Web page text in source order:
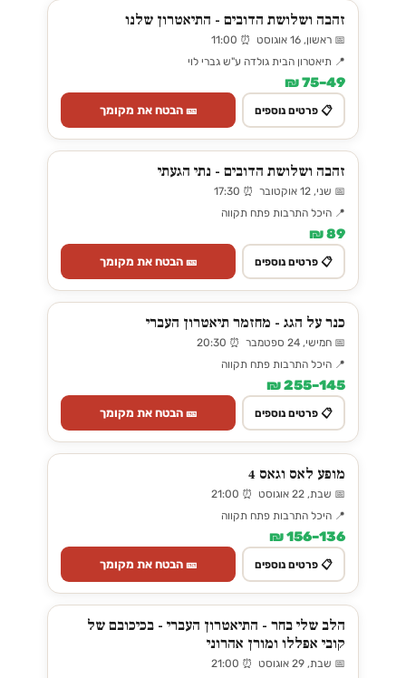
זהבה ושלושת הדובים - התיאטרון שלנו
📅 ראשון, 16 אוגוסט ⏰ 11:00
📍 תיאטרון הבית גולדה ע"ש גברי לוי
49–75 ₪
📋 פרטים נוספים 🎫 הבטח את מקומך
זהבה ושלושת הדובים - נתי הגעתי
📅 שני, 12 אוקטובר ⏰ 17:30
📍 היכל התרבות פתח תקווה
89 ₪
📋 פרטים נוספים 🎫 הבטח את מקומך
כנר על הגג - מחזמר תיאטרון העברי
📅 חמישי, 24 ספטמבר ⏰ 20:30
📍 היכל התרבות פתח תקווה
145–255 ₪
📋 פרטים נוספים 🎫 הבטח את מקומך
מופע לאס וגאס 4
📅 שבת, 22 אוגוסט ⏰ 21:00
📍 היכל התרבות פתח תקווה
136–156 ₪
📋 פרטים נוספים 🎫 הבטח את מקומך
הלב שלי בחר - התיאטרון העברי - בכיכובם של
קובי אפללו ומורן אהרוני
📅 שבת, 29 אוגוסט ⏰ 21:00